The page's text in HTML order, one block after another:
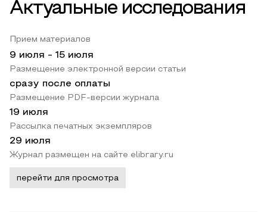
Актуальные исследования
Прием материалов
9 июля - 15 июля
Размещение электронной версии статьи
сразу после оплаты
Размещение PDF-версии журнала
19 июля
Рассылка печатных экземпляров
29 июля
Журнал размещен на сайте elibrary.ru
перейти для просмотра